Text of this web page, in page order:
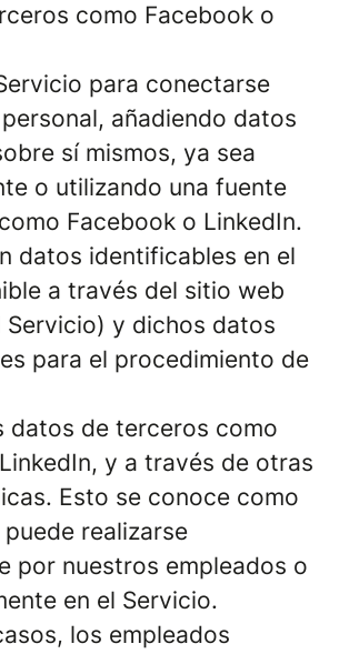
como Facebook o
para conectarse
añadiendo datos
sí mismos, ya sea
o utilizando una fuente
Facebook o LinkedIn.
datos identificables en el
a través del sitio web
Servicio) y dichos datos
para el procedimiento de
datos de terceros como
y a través de otras
Esto se conoce como
realizarse
por nuestros empleados o
en el Servicio.
los empleados